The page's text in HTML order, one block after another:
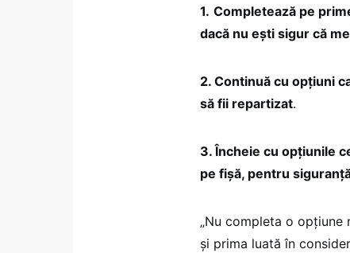
1. Completează pe
dacă nu eşti sigur că
2. Continuă cu opţiuni
să fii repartizat.
3. Încheie cu opţiunile
pe fişă, pentru
„Nu completa o
şi prima luată în